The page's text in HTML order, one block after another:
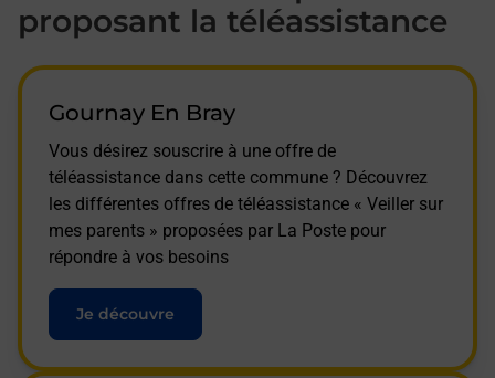
proposant la téléassistance
Gournay En Bray
Vous désirez souscrire à une offre de
téléassistance dans cette commune ? Découvrez
les différentes offres de téléassistance « Veiller sur
mes parents » proposées par La Poste pour
répondre à vos besoins
Je découvre